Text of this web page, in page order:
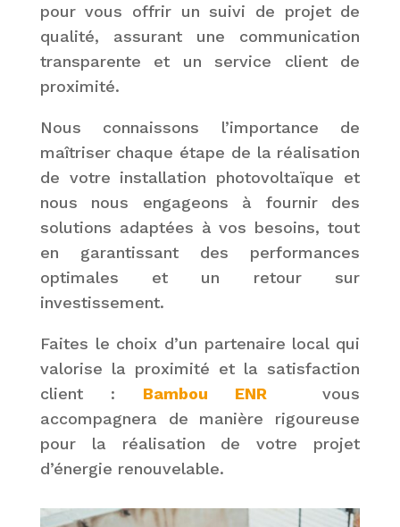
pour vous offrir un suivi de projet de
qualité, assurant une communication
transparente et un service client de
proximité.
Nous connaissons l’importance de
maîtriser chaque étape de la réalisation
de votre installation photovoltaïque et
nous nous engageons à fournir des
solutions adaptées à vos besoins, tout
en garantissant des performances
optimales et un retour sur
investissement.
Faites le choix d’un partenaire local qui
valorise la proximité et la satisfaction
client : Bambou ENR vous
accompagnera de manière rigoureuse
pour la réalisation de votre projet
d’énergie renouvelable.